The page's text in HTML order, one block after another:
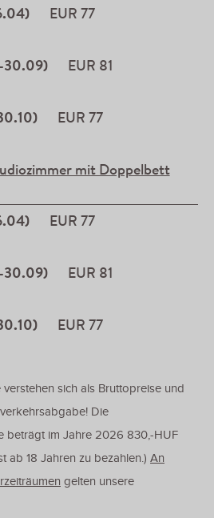
EUR 77
EUR 81
EUR 77
mit Doppelbett
EUR 77
EUR 81
EUR 77
sich als Bruttopreise und
Die
beträgt im Jahre 2026 830,-HUF
ab 18 Jahren zu bezahlen.) An
gelten unsere